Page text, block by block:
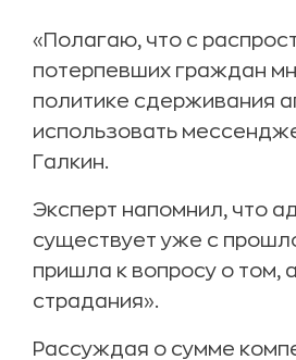
«Полагаю, что с
потерпевших граждан
политике сдерживания
использовать
Галкин.
Эксперт напомнил, что
существует уже с
пришла к вопросу о том,
страдания».
Рассуждая о сумме